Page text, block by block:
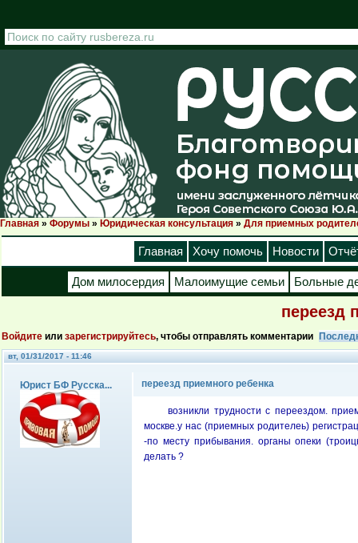
Вы здесь
Главная » Форумы » Юридическая консультация » Для приемных
Главная Хочу помочь Новости
Дом милосердия Малоимущие семьи Больные
переезд
Войдите или зарегистрируйтесь, чтобы отправлять комментарии
вт, 01/31/2017 - 11:46
Юрист БФ Русска... переезд приемного ребенка
возникли трудности с переездом.
москве.у нас (приемных родителеь)
-по месту прибывания. органы опеки
делать ?